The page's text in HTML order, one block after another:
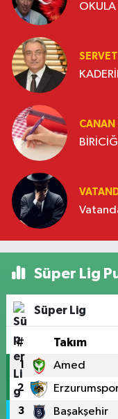
OKULA
CANAN
Süper Lig
Süper Lig
# Takım
1 Amed
2
3 Başakşehir